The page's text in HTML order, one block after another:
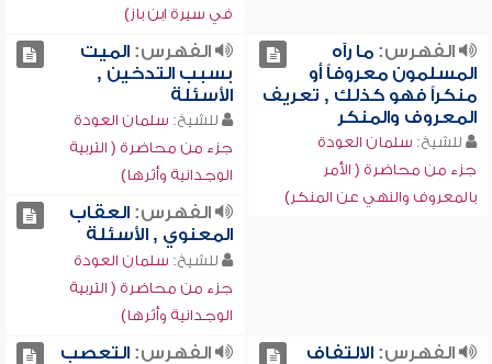
في سيرة ابن باز)
الفهرس:ما رآه
المسلمون معروفاً أو
منكراً فهو كذلك , تعريف
المعروف والمنكر
للشيخ: سلمان العودة
جزء من محاضرة ( الأمر
بالمعروف والنهي عن المنكر)
الفهرس:الميت
بسبب التدخين ,
الأسئلة
للشيخ: سلمان العودة
جزء من محاضرة ( التربية
الوجدانية وأثرها)
الفهرس:العقاب
المعنوي , الأسئلة
للشيخ: سلمان العودة
جزء من محاضرة ( التربية
الوجدانية وأثرها)
الفهرس:الالتفاف
الفهرس:التعصب